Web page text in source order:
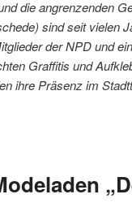
die angrenzenden
sind seit vielen
der NPD und
Graffitis und
ihre Präsenz im